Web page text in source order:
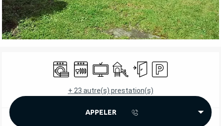
OUVERTURE ET COORDONNÉES
Lave lingeLave vaisselle
TélévisionJeux pour enfants / Espace
Entrée indépendante
Parking
+ 23 autre(s) prestation(s)
APPELER